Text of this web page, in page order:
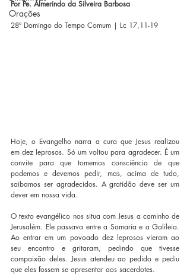
Orações
Por Pe. Almerindo da Silveira Barbosa
28º Domingo do Tempo Comum | Lc 17,11-19
Hoje, o Evangelho narra a cura que Jesus realizou
em dez leprosos. Só um voltou para agradecer. É um
convite para que tomemos consciência de que
podemos e devemos pedir, mas, acima de tudo,
saibamos ser agradecidos. A gratidão deve ser um
dever em nossa vida.
O texto evangélico nos situa com Jesus a caminho de
Jerusalém. Ele passava entre a Samaria e a Galileia.
Ao entrar em um povoado dez leprosos vieram ao
seu encontro e gritaram, pedindo que tivesse
compaixão deles. Jesus atendeu ao pedido e pediu
que eles fossem se apresentar aos sacerdotes.